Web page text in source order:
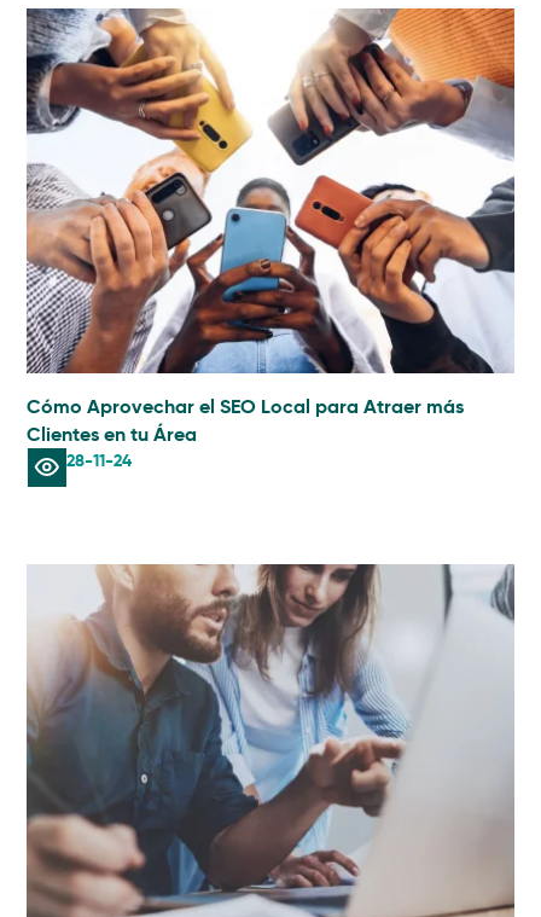
Cómo Aprovechar el SEO Local para Atraer más
Clientes en tu Área
28-11-24